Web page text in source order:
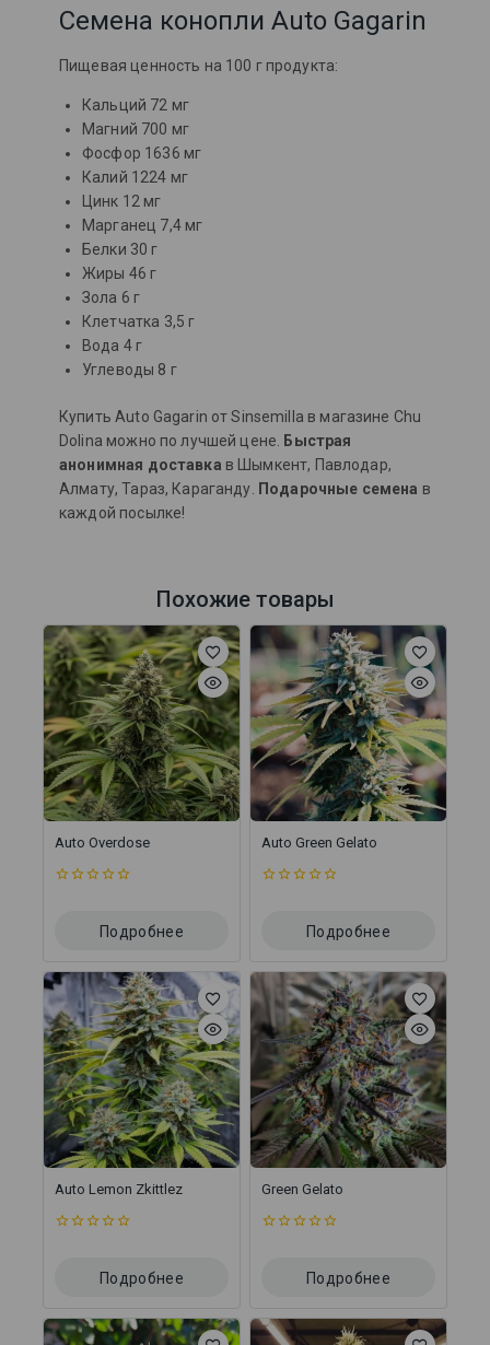
Семена конопли Auto Gagarin
Пищевая ценность на 100 г продукта:
Кальций 72 мг
Магний 700 мг
Фосфор 1636 мг
Калий 1224 мг
Цинк 12 мг
Марганец 7,4 мг
Белки 30 г
Жиры 46 г
Зола 6 г
Клетчатка 3,5 г
Вода 4 г
Углеводы 8 г
Купить Auto Gagarin от Sinsemilla в магазине Chu
Dolina можно по лучшей цене.
Быстрая
анонимная доставка в Шымкент, Павлодар,
Алмату, Тараз, Караганду.
Подарочные семена в
каждой посылке!
Похожие товары
Auto Overdose
Подробнее
Auto Green Gelato
Подробнее
Auto Lemon Zkittlez
Подробнее
Green Gelato
Подробнее